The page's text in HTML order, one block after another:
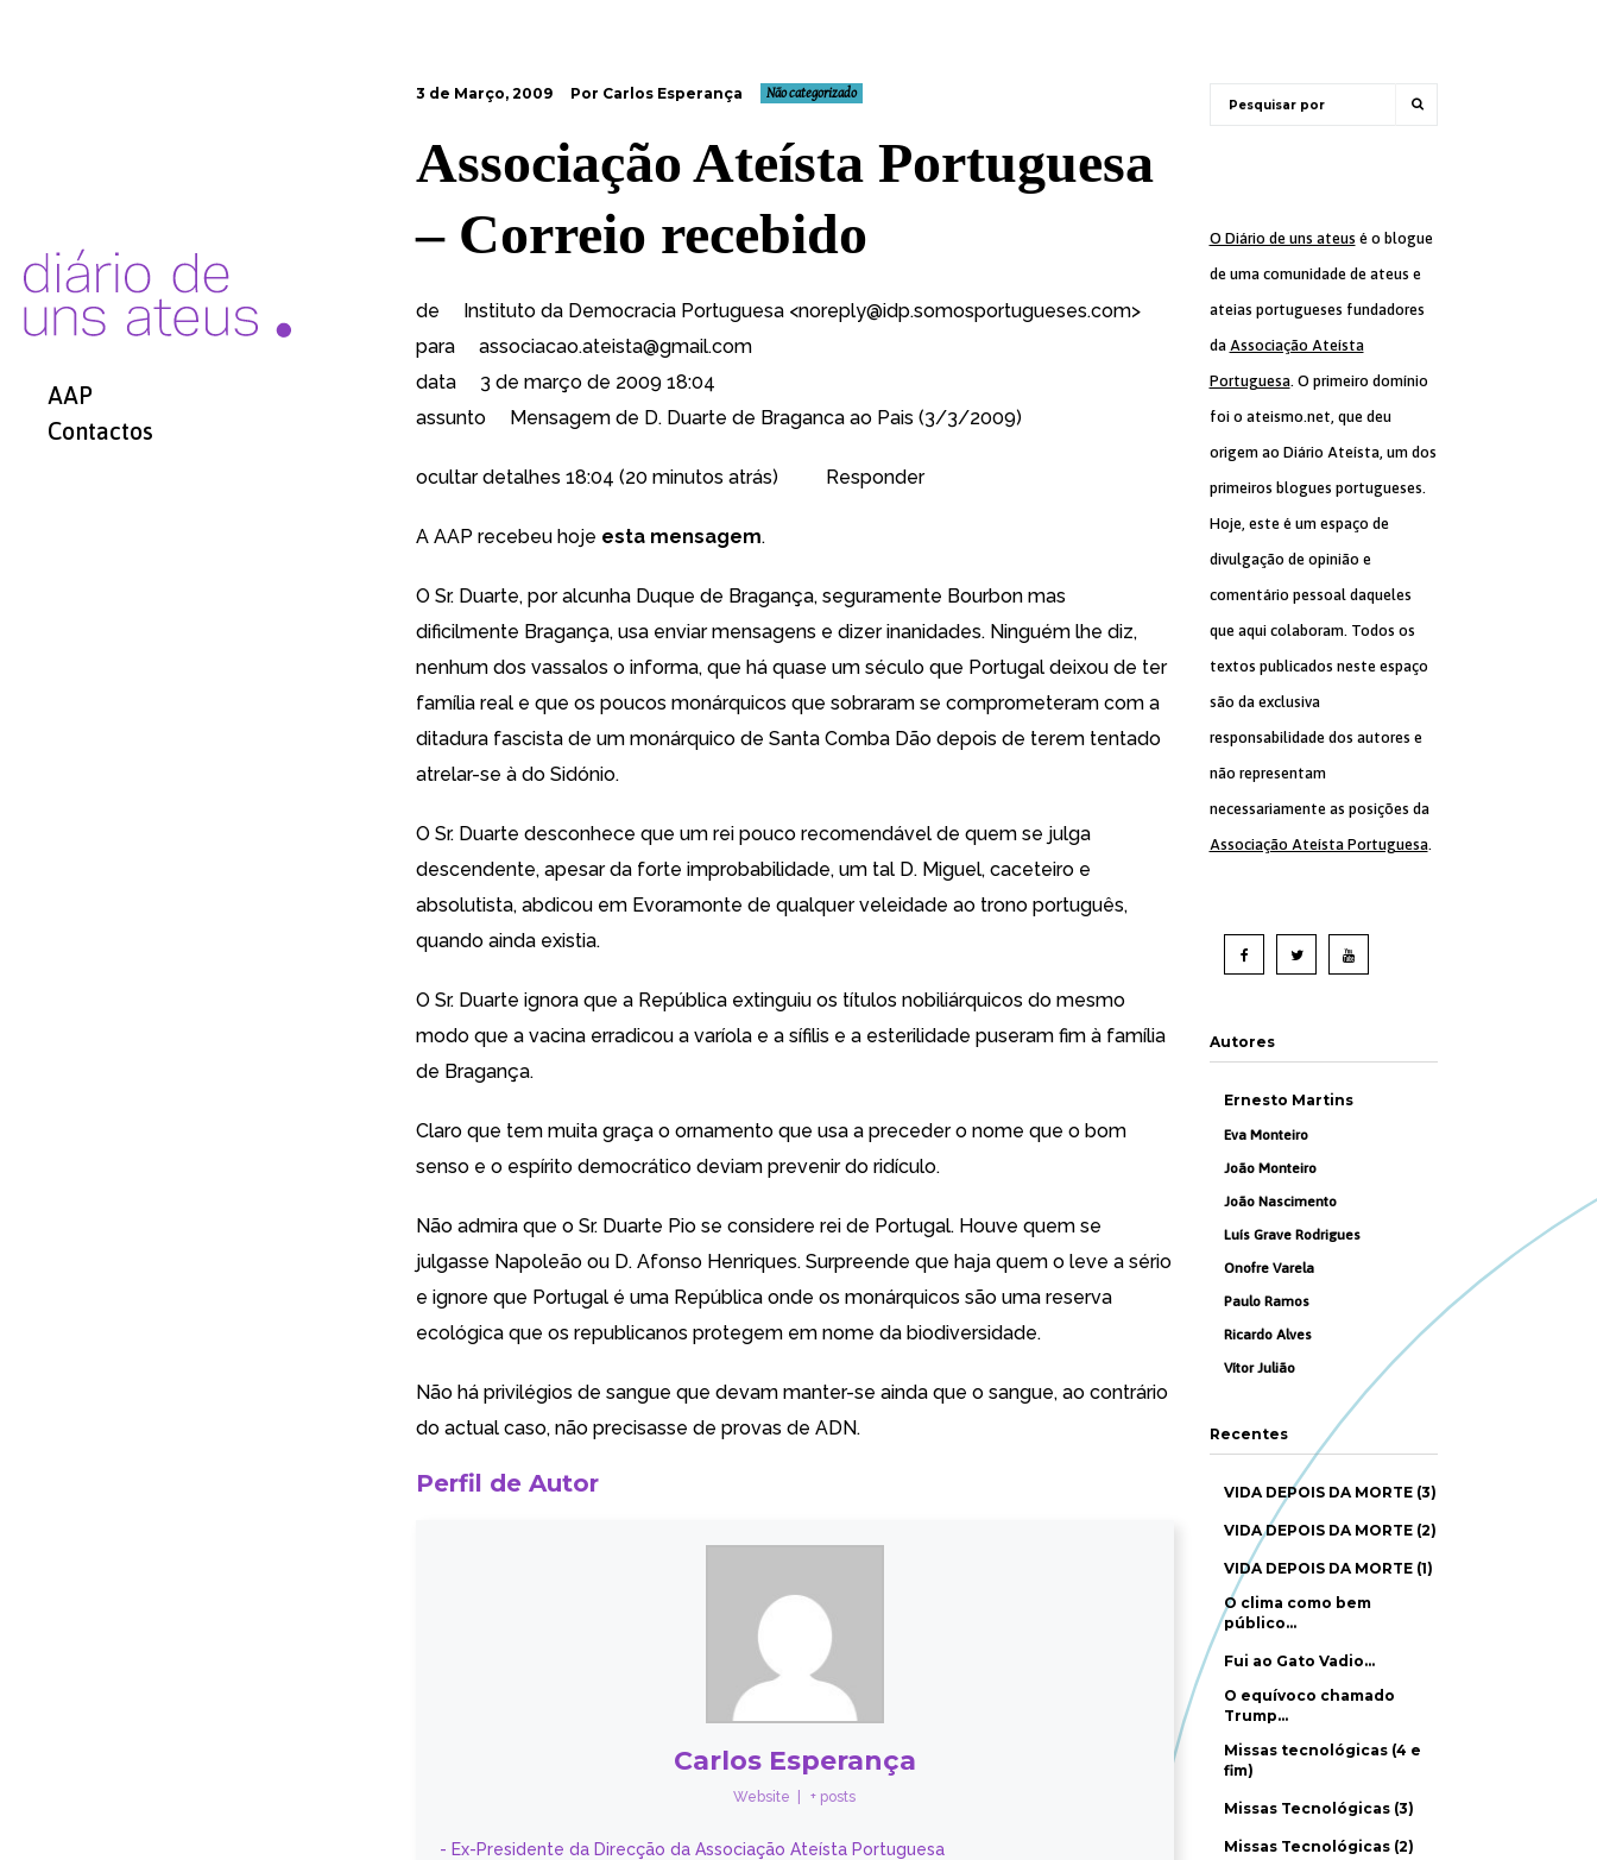
AAP
Contactos
3 de Março, 2009 Por Carlos Esperança Não categorizado
Associação Ateísta Portuguesa
– Correio recebido
de Instituto da Democracia Portuguesa <noreply@idp.somosportugueses.com>
para associacao.ateista@gmail.com
data 3 de março de 2009 18:04
assunto Mensagem de D. Duarte de Braganca ao Pais (3/3/2009)
ocultar detalhes 18:04 (20 minutos atrás) Responder
A AAP recebeu hoje esta mensagem.
O Sr. Duarte, por alcunha Duque de Bragança, seguramente Bourbon mas
dificilmente Bragança, usa enviar mensagens e dizer inanidades. Ninguém lhe diz,
nenhum dos vassalos o informa, que há quase um século que Portugal deixou de ter
família real e que os poucos monárquicos que sobraram se comprometeram com a
ditadura fascista de um monárquico de Santa Comba Dão depois de terem tentado
atrelar-se à do Sidónio.
O Sr. Duarte desconhece que um rei pouco recomendável de quem se julga
descendente, apesar da forte improbabilidade, um tal D. Miguel, caceteiro e
absolutista, abdicou em Evoramonte de qualquer veleidade ao trono português,
quando ainda existia.
O Sr. Duarte ignora que a República extinguiu os títulos nobiliárquicos do mesmo
modo que a vacina erradicou a varíola e a sífilis e a esterilidade puseram fim à família
de Bragança.
Claro que tem muita graça o ornamento que usa a preceder o nome que o bom
senso e o espírito democrático deviam prevenir do ridículo.
Não admira que o Sr. Duarte Pio se considere rei de Portugal. Houve quem se
julgasse Napoleão ou D. Afonso Henriques. Surpreende que haja quem o leve a sério
e ignore que Portugal é uma República onde os monárquicos são uma reserva
ecológica que os republicanos protegem em nome da biodiversidade.
Não há privilégios de sangue que devam manter-se ainda que o sangue, ao contrário
do actual caso, não precisasse de provas de ADN.
Perfil de Autor
Carlos Esperança
Website + posts
- Ex-Presidente da Direcção da Associação Ateísta Portuguesa
O Diário de uns ateus é o blogue
de uma comunidade de ateus e
ateias portugueses fundadores
da Associação Ateísta
Portuguesa. O primeiro domínio
foi o ateismo.net, que deu
origem ao Diário Ateísta, um dos
primeiros blogues portugueses.
Hoje, este é um espaço de
divulgação de opinião e
comentário pessoal daqueles
que aqui colaboram. Todos os
textos publicados neste espaço
são da exclusiva
responsabilidade dos autores e
não representam
necessariamente as posições da
Associação Ateísta Portuguesa.
Autores
Ernesto Martins
Eva Monteiro
João Monteiro
João Nascimento
Luís Grave Rodrigues
Onofre Varela
Paulo Ramos
Ricardo Alves
Vítor Julião
Recentes
VIDA DEPOIS DA MORTE (3)
VIDA DEPOIS DA MORTE (2)
VIDA DEPOIS DA MORTE (1)
O clima como bem
público…
Fui ao Gato Vadio…
O equívoco chamado
Trump…
Missas tecnológicas (4 e
fim)
Missas Tecnológicas (3)
Missas Tecnológicas (2)